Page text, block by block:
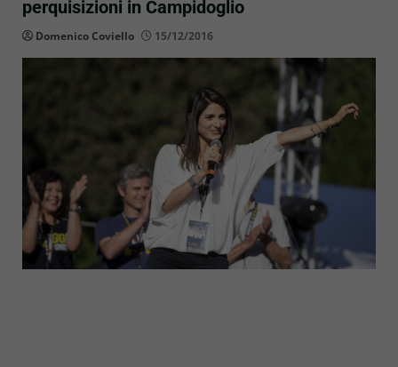
perquisizioni in Campidoglio
Domenico Coviello 15/12/2016